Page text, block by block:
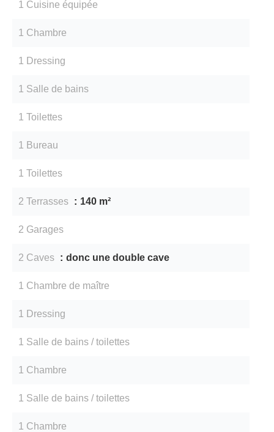
1 Cuisine équipée
1 Chambre
1 Dressing
1 Salle de bains
1 Toilettes
1 Bureau
1 Toilettes
2 Terrasses 140 m²
2 Garages
2 Caves donc une double cave
1 Chambre de maître
1 Dressing
1 Salle de bains / toilettes
1 Chambre
1 Salle de bains / toilettes
1 Chambre